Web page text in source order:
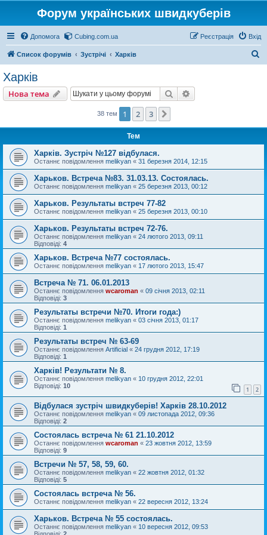
Форум українських швидкуберів
Допомога Cubing.com.ua Вхід
Реєстрація
Список форумів Зустрічі Харків
Харків
Нова тема Пошук
38 тем 1 2 3
Тем
Харків. Зустріч №127 відбулася.
Останнє повідомлення melikyan « 31 березня 2014, 12:15
Харьков. Встреча №83. 31.03.13. Состоялась.
Останнє повідомлення melikyan « 25 березня 2013, 00:12
Харьков. Результаты встреч 77-82
Останнє повідомлення melikyan « 25 березня 2013, 00:10
Харьков. Результаты встреч 72-76.
Останнє повідомлення melikyan « 24 лютого 2013, 09:11
Відповіді: 4
Харьков. Встреча №77 состоялась.
Останнє повідомлення melikyan « 17 лютого 2013, 15:47
Встреча № 71. 06.01.2013
Останнє повідомлення wcaroman « 09 січня 2013, 02:11
Відповіді: 3
Результаты встречи №70. Итоги года:)
Останнє повідомлення melikyan « 03 січня 2013, 01:17
Відповіді: 1
Результаты встреч № 63-69
Останнє повідомлення Artificial « 24 грудня 2012, 17:19
Відповіді: 1
Харків! Результати № 8.
Останнє повідомлення melikyan « 10 грудня 2012, 22:01
Відповіді: 10 1 2
Відбулася зустріч швидкуберів! Харків 28.10.2012
Останнє повідомлення melikyan « 09 листопада 2012, 09:36
Відповіді: 2
Состоялась встреча № 61 21.10.2012
Останнє повідомлення wcaroman « 23 жовтня 2012, 13:59
Відповіді: 9
Встречи № 57, 58, 59, 60.
Останнє повідомлення melikyan « 22 жовтня 2012, 01:32
Відповіді: 5
Состоялась встреча № 56.
Останнє повідомлення melikyan « 22 вересня 2012, 13:24
Харьков. Встреча № 55 состоялась.
Останнє повідомлення melikyan « 10 вересня 2012, 09:53